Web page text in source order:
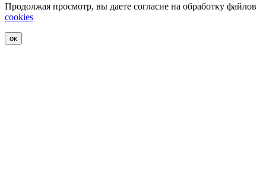
Продолжая просмотр, вы даете согласие на обработку файлов
cookies
ок